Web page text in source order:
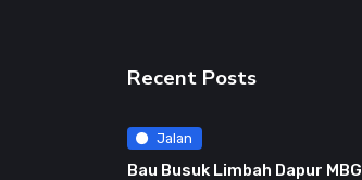
Recent Posts
Jalan
Bau Busuk Limbah Dapur MBG